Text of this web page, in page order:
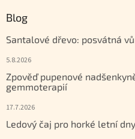
Blog
Santalové dřevo: posvátná
5.8.2026
Zpověď pupenové
gemmoterapií
17.7.2026
Ledový čaj pro horké letní dny